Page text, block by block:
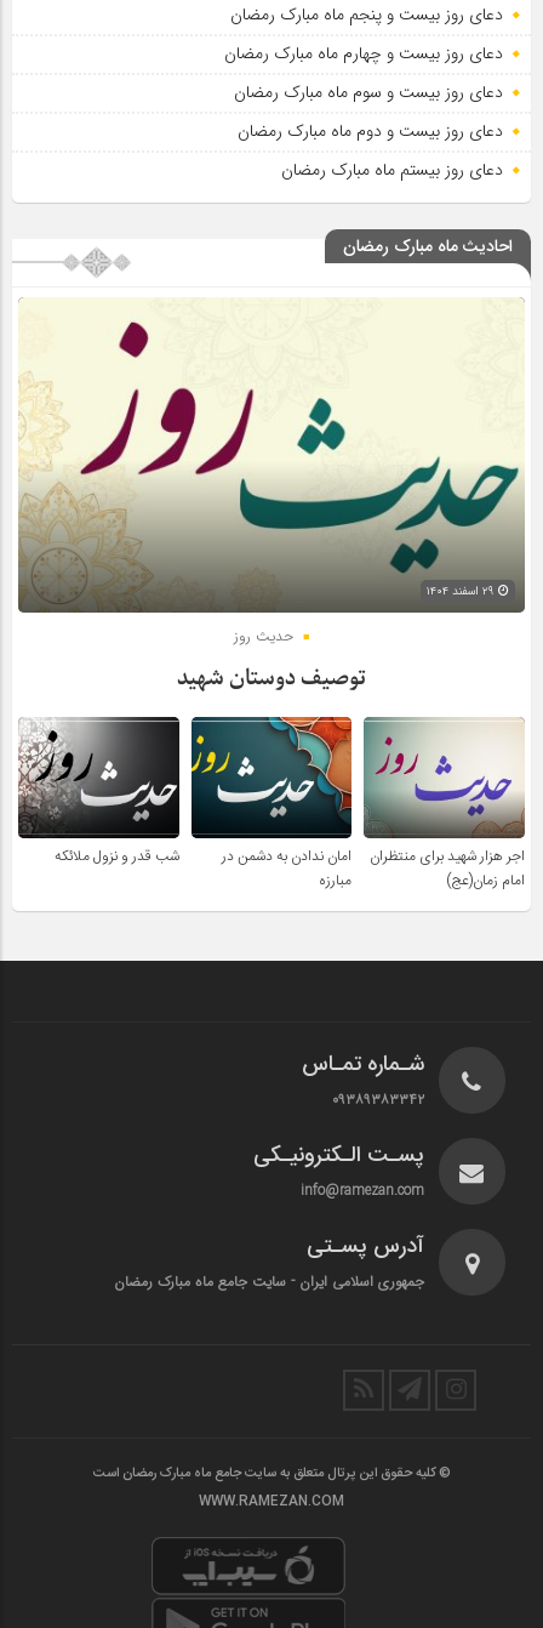
دعای روز بیست و پنجم ماه مبارک رمضان
دعای روز بیست و چهارم ماه مبارک رمضان
دعای روز بیست و سوم ماه مبارک رمضان
دعای روز بیست و دوم ماه مبارک رمضان
دعای روز بیستم ماه مبارک رمضان
احادیث ماه مبارک رمضان
حدیث روز
توصیف دوستان شهید
اجر هزار شهید برای منتظران
امام زمان(عج)
امان ندادن به دشمن در
مبارزه
شب قدر و نزول ملائکه
شـماره تمـاس
۰۹۳۸۹۳۸۳۳۴۲
پسـت الـکترونیـکی
info@ramezan.com
آدرس پسـتی
جمهوری اسلامی ایران - سایت جامع ماه مبارک رمضان
© کلیه حقوق این پرتال متعلق به سایت جامع ماه مبارک رمضان است
WWW.RAMEZAN.COM